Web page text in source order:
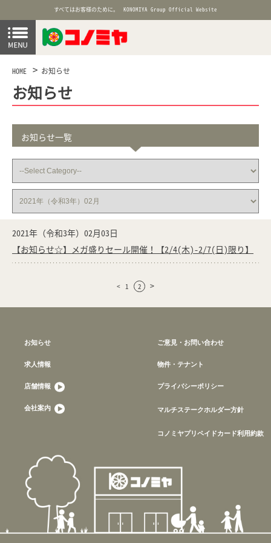
すべてはお客様のために。 KONOMIYA Group Official Website
HOME お知らせ
お知らせ
お知らせ一覧
2021年（令和3年）02月03日
【お知らせ☆】メガ盛りセール開催！【2/4(木)-2/7(日)限り】
< 1 2 >
お知らせ
求人情報
店舗情報
会社案内
ご意見・お問い合わせ
物件・テナント
プライバシーポリシー
マルチステークホルダー方針
コノミヤプリペイドカード利用約款